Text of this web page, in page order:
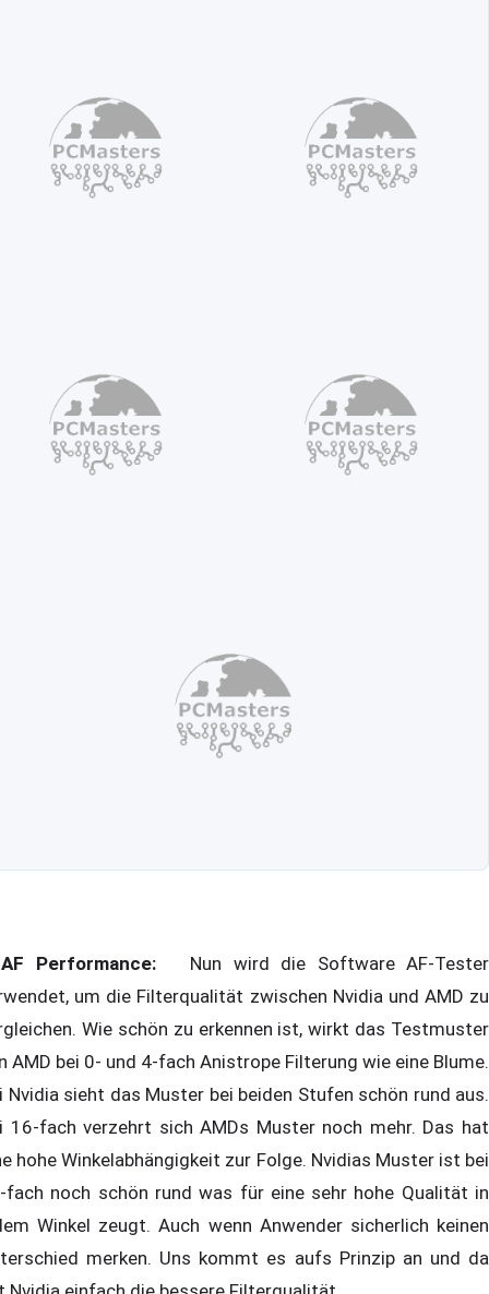
AF Performance:Nun wird die Software AF-Tester
um die Filterqualität zwischen Nvidia und AMD zu
Wie schön zu erkennen ist, wirkt das Testmuster
AMD bei 0- und 4-fach Anistrope Filterung wie eine Blume.
Nvidia sieht das Muster bei beiden Stufen schön rund aus.
16-fach verzehrt sich AMDs Muster noch mehr. Das hat
hohe Winkelabhängigkeit zur Folge. Nvidias Muster ist bei
fach noch schön rund was für eine sehr hohe Qualität in
Winkel zeugt. Auch wenn Anwender sicherlich keinen
merken. Uns kommt es aufs Prinzip an und da